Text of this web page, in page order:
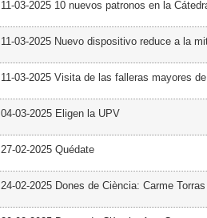
11-03-2025 10 nuevos patronos en la
11-03-2025 Nuevo dispositivo reduce a la
11-03-2025 Visita de las falleras mayores
04-03-2025 Eligen la UPV
27-02-2025 Quédate
24-02-2025 Dones de Ciència: Carme Torras